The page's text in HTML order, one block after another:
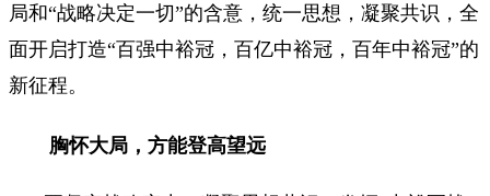
局和“战略决定一切”的含意，统一思想，凝聚共识，全
面开启打造“百强中裕冠，百亿中裕冠，百年中裕冠”的
新征程。
胸怀大局，方能登高望远